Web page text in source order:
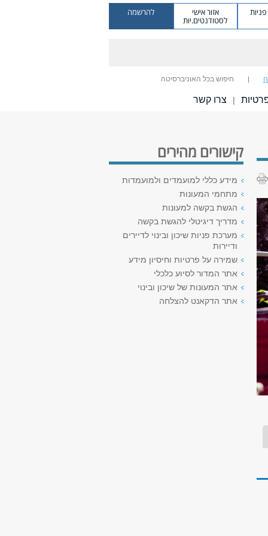
אזור אישי
לסטודנטים.יות
להרשמה
חיפוש בכל האוניברסיטה
| צרו קשר
קישורים מהירים
מידע כללי למועמדים ולמועמדות
מתחמי המעונות
הגשת בקשה למעונות
מדריך דיגיטלי להגשת בקשה
מערכת פניות שיכון ובינוי לדיירים
ודיירות
שמירה על פרטיות וחיסיון מידע
אתר המדור לסיוע כלכלי
אתר המעונות של שיכון ובינוי
אתר הדקאנט להצלחה